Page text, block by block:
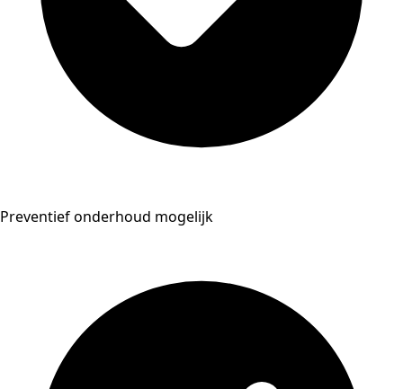
Preventief onderhoud mogelijk